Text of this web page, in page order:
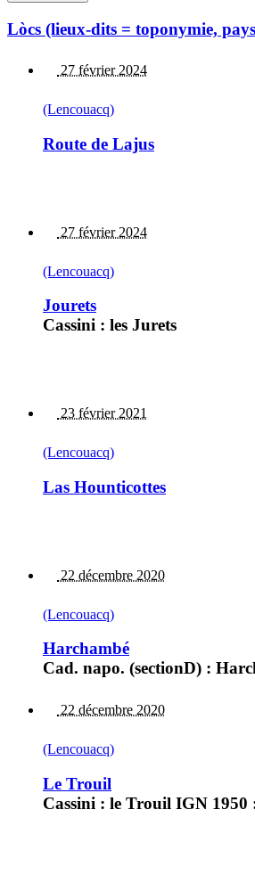
Lòcs (lieux-dits = toponymie,
27 février 2024
(Lencouacq)
Route de Lajus
27 février 2024
(Lencouacq)
Jourets
Cassini : les Jurets
23 février 2021
(Lencouacq)
Las Hounticottes
22 décembre 2020
(Lencouacq)
Harchambé
Cad. napo. (sectionD) :
22 décembre 2020
(Lencouacq)
Le Trouil
Cassini : le Trouil IGN